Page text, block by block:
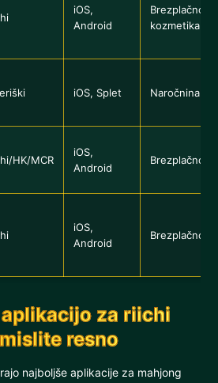
iOS,
Android
Brezplačno +
kozmetika
iOS, Splet Naročnina
HK/MCR
iOS,
Android
Brezplačno/
iOS,
Android
Brezplačno
za riichi
resno
najboljše aplikacije za mahjong